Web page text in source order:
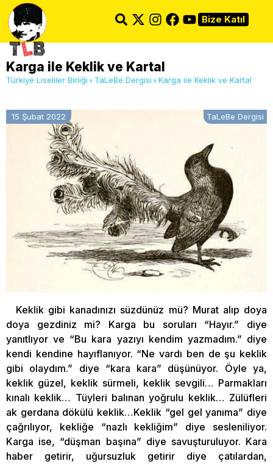
Bize Katıl
Karga ile Keklik ve Kartal
Türkiye Liseliler Birliği TaLeBe Dergisi Karga ile Keklik ve Kartal
15 Şubat 2022 TaLeBe Dergisi
Keklik gibi kanadınızı süzdünüz mü? Murat alıp doya
doya gezdiniz mi? Karga bu soruları “Hayır.” diye
yanıtlıyor ve “Bu kara yazıyı kendim yazmadım.” diye
kendi kendine hayıflanıyor. “Ne vardı ben de şu keklik
gibi olaydım.” diye “kara kara” düşünüyor. Öyle ya,
keklik güzel, keklik sürmeli, keklik sevgili… Parmakları
kınalı keklik… Tüyleri balınan yoğrulu keklik… Zülüfleri
ak gerdana dökülü keklik…Keklik “gel gel yanıma” diye
çağrılıyor, kekliğe “nazlı kekliğim” diye sesleniliyor.
Karga ise, “düşman başına” diye savuşturuluyor. Kara
haber getirir, uğursuzluk getirir diye çatılardan,